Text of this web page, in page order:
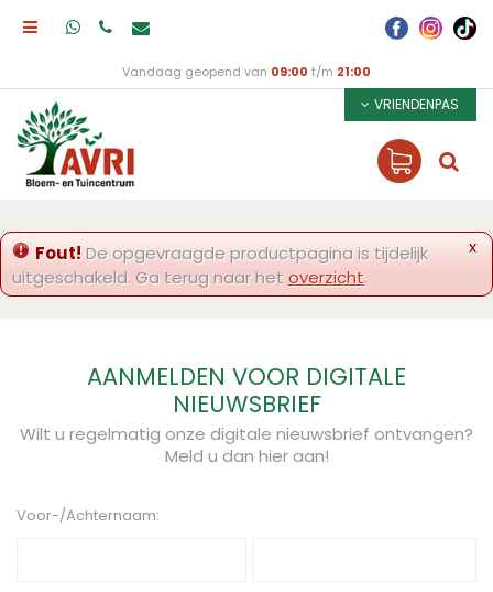
Vandaag geopend van 09:00 t/m 21:00
VRIENDENPAS
x
Fout!De opgevraagde productpagina is tijdelijk
uitgeschakeld. Ga terug naar hetoverzicht.
AANMELDEN VOOR DIGITALE
NIEUWSBRIEF
Wilt u regelmatig onze digitale nieuwsbrief ontvangen?
Meld u dan hier aan!
Voor-/Achternaam: